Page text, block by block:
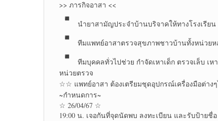
>> ภารกิจอาสา <<
นำยาสามัญ​ประจำบ้าน​บริจาคให้ทางโรงเรียน
ทีมแพทย์​อาสาตรวจสุขภาพชาวบ้าน​ทั้งหน่วย
ทีมบุคคลทั่วไปช่วย กำจัดเหาเด็ก ตรวจเล็บ
หน่วยตรวจ
☆☆ แพทย์อาสา ต้องเตรียมชุดอุปกรณ์เครื่องมือต่าง
~กำหนดการ~
☆ 26/04/67 ☆
19:00 น. เจอกันที่จุดนัดพบ ลงทะเบียน และรับป้ายชื่อ